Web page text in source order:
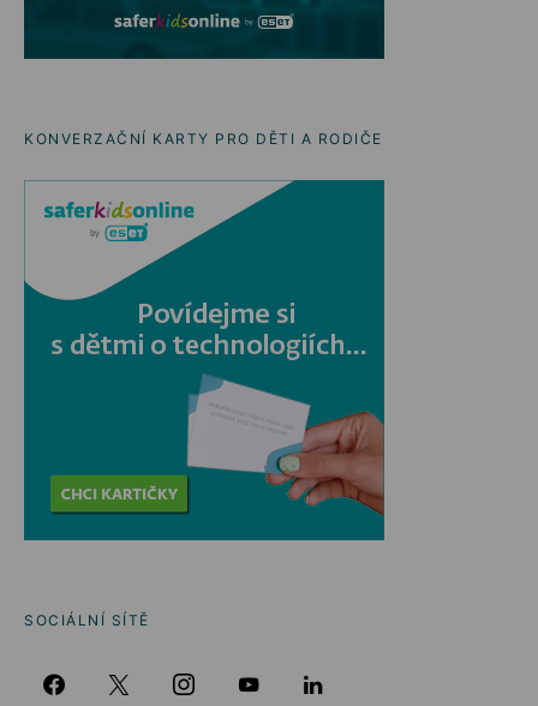
KONVERZAČNÍ KARTY PRO DĚTI A RODIČE
SOCIÁLNÍ SÍTĚ